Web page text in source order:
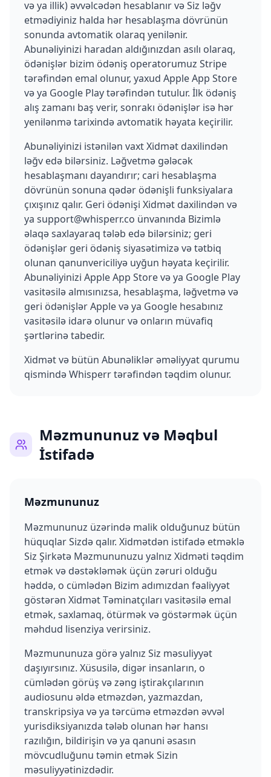
və ya illik) əvvəlcədən hesablanır və Siz ləğv
etmədiyiniz halda hər hesablaşma dövrünün
sonunda avtomatik olaraq yenilənir.
Abunəliyinizi haradan aldığınızdan asılı olaraq,
ödənişlər bizim ödəniş operatorumuz Stripe
tərəfindən emal olunur, yaxud Apple App Store
və ya Google Play tərəfindən tutulur. İlk ödəniş
alış zamanı baş verir, sonrakı ödənişlər isə hər
yenilənmə tarixində avtomatik həyata keçirilir.
Abunəliyinizi istənilən vaxt Xidmət daxilindən
ləğv edə bilərsiniz. Ləğvetmə gələcək
hesablaşmanı dayandırır; cari hesablaşma
dövrünün sonuna qədər ödənişli funksiyalara
çıxışınız qalır. Geri ödənişi Xidmət daxilindən və
ya support@whisperr.co ünvanında Bizimlə
əlaqə saxlayaraq tələb edə bilərsiniz; geri
ödənişlər geri ödəniş siyasətimizə və tətbiq
olunan qanunvericiliyə uyğun həyata keçirilir.
Abunəliyinizi Apple App Store və ya Google Play
vasitəsilə almısınızsa, hesablaşma, ləğvetmə və
geri ödənişlər Apple və ya Google hesabınız
vasitəsilə idarə olunur və onların müvafiq
şərtlərinə tabedir.
Xidmət və bütün Abunəliklər əməliyyat qurumu
qismində Whisperr tərəfindən təqdim olunur.
Məzmununuz və Məqbul
İstifadə
Məzmununuz
Məzmununuz üzərində malik olduğunuz bütün
hüquqlar Sizdə qalır. Xidmətdən istifadə etməklə
Siz Şirkətə Məzmununuzu yalnız Xidməti təqdim
etmək və dəstəkləmək üçün zəruri olduğu
həddə, o cümlədən Bizim adımızdan fəaliyyət
göstərən Xidmət Təminatçıları vasitəsilə emal
etmək, saxlamaq, ötürmək və göstərmək üçün
məhdud lisenziya verirsiniz.
Məzmununuza görə yalnız Siz məsuliyyət
daşıyırsınız. Xüsusilə, digər insanların, o
cümlədən görüş və zəng iştirakçılarının
audiosunu əldə etməzdən, yazmazdan,
transkripsiya və ya tərcümə etməzdən əvvəl
yurisdiksiyanızda tələb olunan hər hansı
razılığın, bildirişin və ya qanuni əsasın
mövcudluğunu təmin etmək Sizin
məsuliyyətinizdədir.